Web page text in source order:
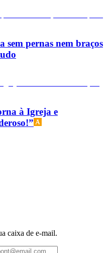
sem pernas nem braços
à Igreja e
caixa de e-mail.